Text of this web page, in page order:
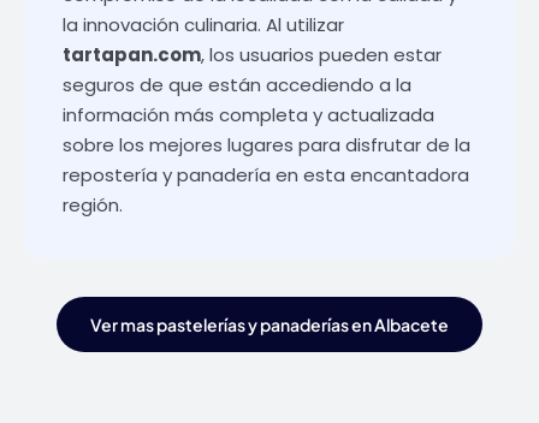
la innovación culinaria. Al utilizar
tartapan.com, los usuarios pueden estar
seguros de que están accediendo a la
información más completa y actualizada
sobre los mejores lugares para disfrutar de la
repostería y panadería en esta encantadora
región.
Ver mas pastelerías y panaderías en Albacete